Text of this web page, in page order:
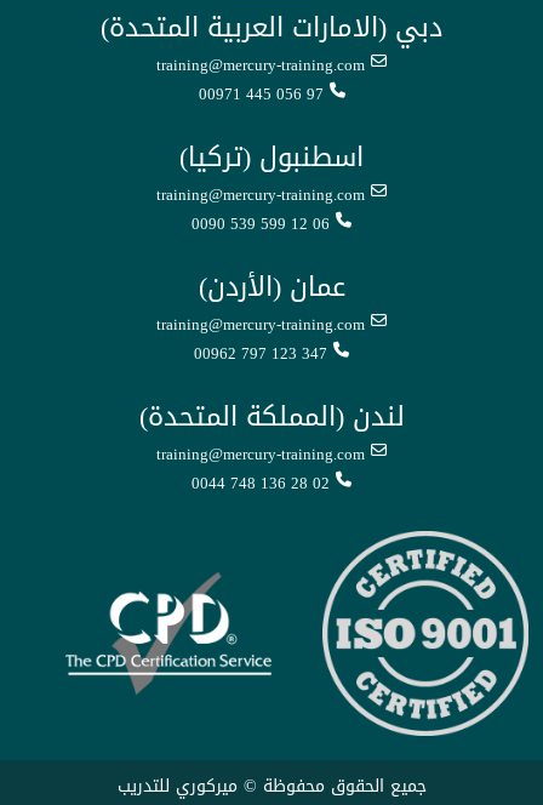
دبي (الامارات العربية المتحدة)
training@mercury-training.com
00971 445 056 97
اسطنبول (تركيا)
training@mercury-training.com
0090 539 599 12 06
عمان (الأردن)
training@mercury-training.com
00962 797 123 347
لندن (المملكة المتحدة)
training@mercury-training.com
0044 748 136 28 02
جميع الحقوق محفوظة © ميركوري للتدريب